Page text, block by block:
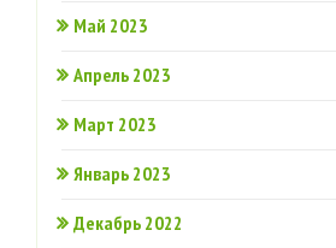
Май 2023
Апрель 2023
Март 2023
Январь 2023
Декабрь 2022